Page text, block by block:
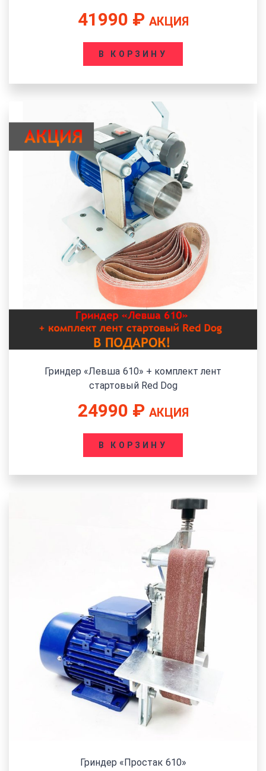
41990 ₽ АКЦИЯ
В КОРЗИНУ
Гриндер «Левша 610» + комплект лент
стартовый Red Dog
24990 ₽ АКЦИЯ
В КОРЗИНУ
Гриндер «Простак 610»